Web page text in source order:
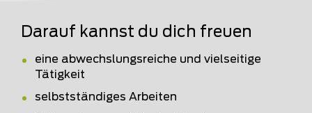
Darauf kannst du dich freuen
eine abwechslungsreiche und vielseitige
Tätigkeit
selbstständiges Arbeiten